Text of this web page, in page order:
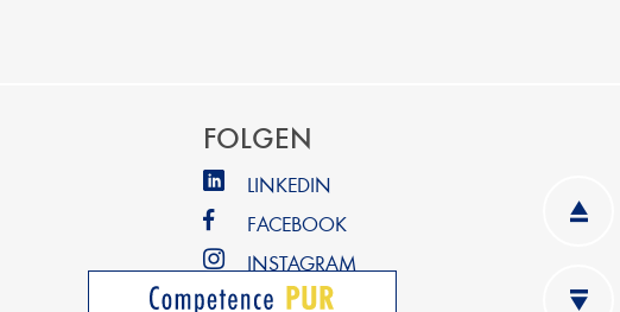
FOLGEN
LINKEDIN
FACEBOOK
INSTAGRAM
YOUTUBE